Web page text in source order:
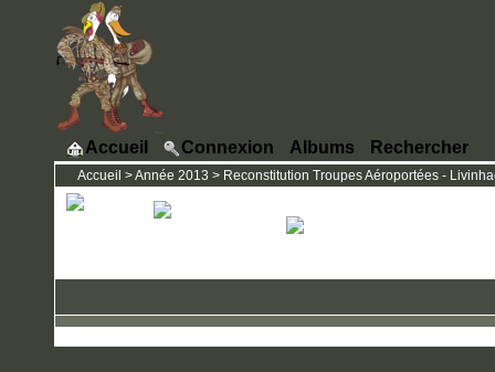
Accueil Connexion Albums Rechercher
Accueil >Année 2013 > Reconstitution Troupes Aéroportées -